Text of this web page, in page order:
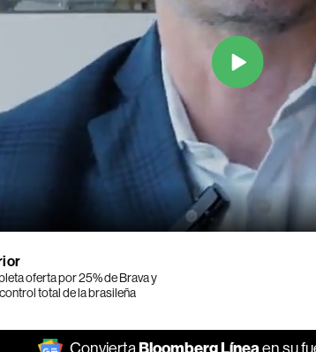
oferta por 25% de Brava y
total de la brasileña
Convierta en su